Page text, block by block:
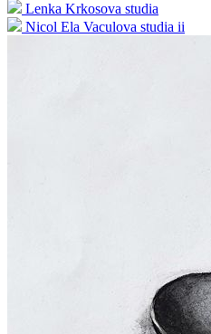
Lenka Krkosova studia
Nicol Ela Vaculova studia ii